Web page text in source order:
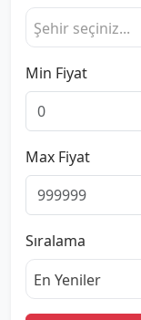
Şehir seçiniz...
Min Fiyat
Max Fiyat
Sıralama
En Yeniler